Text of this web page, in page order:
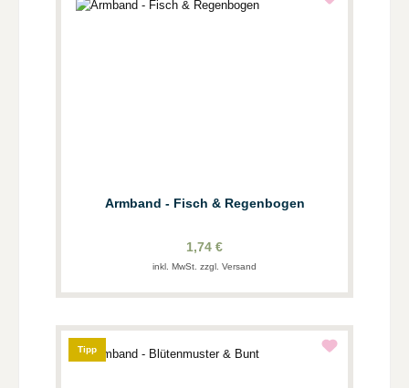
Armband - Fisch & Regenbogen
1,74 €
inkl. MwSt. zzgl. Versand
Tipp